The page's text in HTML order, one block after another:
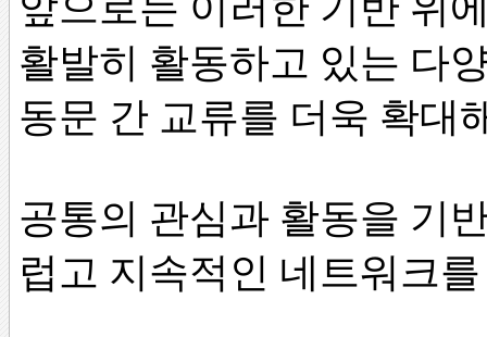
활발히 활동하고 있는 다
동문 간 교류를 더욱 확대
공통의 관심과 활동을 기
럽고 지속적인 네트워크